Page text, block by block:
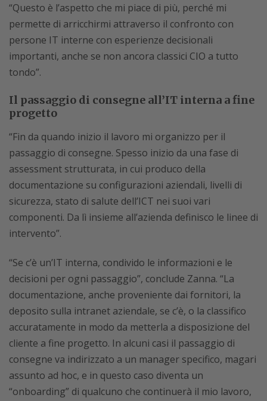
“Questo è l’aspetto che mi piace di più, perché mi
permette di arricchirmi attraverso il confronto con
persone IT interne con esperienze decisionali
importanti, anche se non ancora classici CIO a tutto
tondo”.
Il passaggio di consegne all’IT interna a fine
progetto
“Fin da quando inizio il lavoro mi organizzo per il
passaggio di consegne. Spesso inizio da una fase di
assessment strutturata, in cui produco della
documentazione su configurazioni aziendali, livelli di
sicurezza, stato di salute dell’ICT nei suoi vari
componenti. Da lì insieme all’azienda definisco le linee di
intervento”.
“Se c’è un’IT interna, condivido le informazioni e le
decisioni per ogni passaggio”, conclude Zanna. “La
documentazione, anche proveniente dai fornitori, la
deposito sulla intranet aziendale, se c’è, o la classifico
accuratamente in modo da metterla a disposizione del
cliente a fine progetto. In alcuni casi il passaggio di
consegne va indirizzato a un manager specifico, magari
assunto ad hoc, e in questo caso diventa un
“onboarding” di qualcuno che continuerà il mio lavoro,